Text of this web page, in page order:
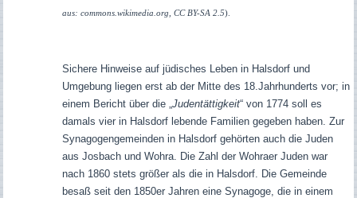
aus: commons.wikimedia.org, CC BY-SA 2.5).
Sichere Hinweise auf jüdisches Leben in Halsdorf und
Umgebung liegen erst ab der Mitte des 18.Jahrhunderts vor; in
einem Bericht über die „ Judentättigkeit“ von 1774 soll es
damals vier in Halsdorf lebende Familien gegeben haben. Zur
Synagogengemeinden in Halsdorf gehörten auch die Juden
aus Josbach und Wohra. Die Zahl der Wohraer Juden war
nach 1860 stets größer als die in Halsdorf. Die Gemeinde
besaß seit den 1850er Jahren eine Synagoge, die in einem